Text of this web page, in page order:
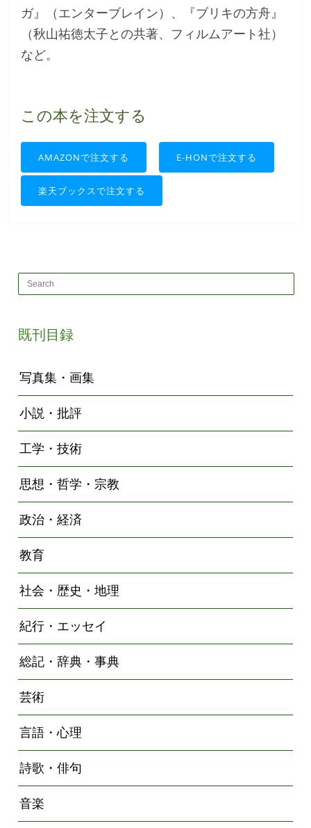
ガ』（エンターブレイン）、『ブリキの方舟』
（秋山祐徳太子との共著、フィルムアート社）
など。
この本を注文する
AMAZONで注文する E-HONで注文する
楽天ブックスで注文する
既刊目録
写真集・画集
小説・批評
工学・技術
思想・哲学・宗教
政治・経済
教育
社会・歴史・地理
紀行・エッセイ
総記・辞典・事典
芸術
言語・心理
詩歌・俳句
音楽